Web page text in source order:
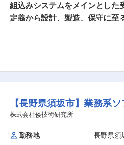
組込みシステムをメインとした受託設
定義から設計、製造、保守に至
件： ・長野県内の上場企業や
た自社製品開発プロジェクトの推進 など ■歓迎条件：「必要業務経験欄」に記載以外にも、以下の方を
【長野県須坂市】業務系
株式会社倭技術研究所
勤務地
長野県須